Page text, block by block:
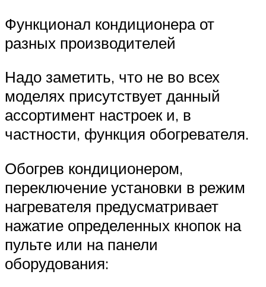
Функционал кондиционера от
разных производителей
Надо заметить, что не во всех
моделях присутствует данный
ассортимент настроек и, в
частности, функция обогревателя.
Обогрев кондиционером,
переключение установки в режим
нагревателя предусматривает
нажатие определенных кнопок на
пульте или на панели
оборудования: